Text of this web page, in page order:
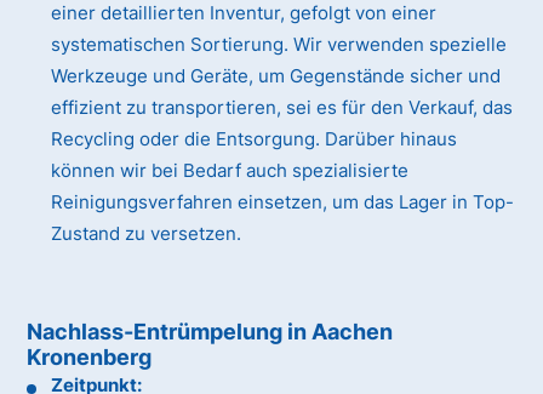
einer detaillierten Inventur, gefolgt von einer
systematischen Sortierung. Wir verwenden spezielle
Werkzeuge und Geräte, um Gegenstände sicher und
effizient zu transportieren, sei es für den Verkauf, das
Recycling oder die Entsorgung. Darüber hinaus
können wir bei Bedarf auch spezialisierte
Reinigungsverfahren einsetzen, um das Lager in Top-
Zustand zu versetzen.
Nachlass-Entrümpelung in Aachen
Kronenberg
Zeitpunkt: